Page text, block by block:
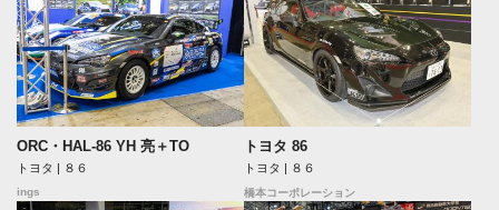
ORC・HAL-86 YH 亮＋TO
トヨタ | ８６
ings
トヨタ 86
トヨタ | ８６
橋本コーポレーション